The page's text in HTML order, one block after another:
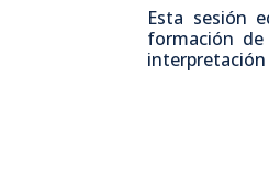
Esta sesión
formación
interpretación